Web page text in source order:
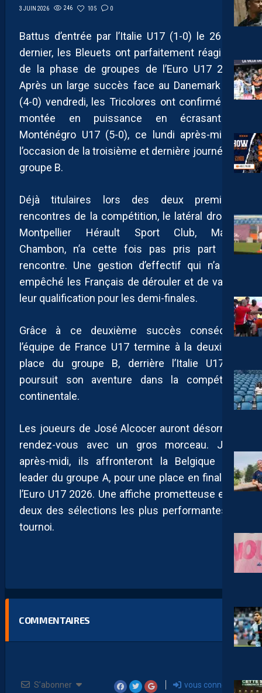
3 JUIN 2026 246 105 0
Battus d’entrée par l’Italie U17 (1-0) le 26 mai
dernier, les Bleuets ont parfaitement réagi lors
de la phase de groupes de l’Euro U17 2026.
Après un large succès face au Danemark U17
(4-0) vendredi, les Tricolores ont confirmé leur
montée en puissance en écrasant le
Monténégro U17 (5-0), ce lundi après-midi, à
l’occasion de la troisième et dernière journée du
groupe B.
Déjà titulaires lors des deux premières
rencontres de la compétition, le latéral droit du
Montpellier Hérault Sport Club, Mathis
Chambon, n’a cette fois pas pris part à la
rencontre. Une gestion d’effectif qui n’a pas
empêché les Français de dérouler et de valider
leur qualification pour les demi-finales.
Grâce à ce deuxième succès consécutif,
l’équipe de France U17 termine à la deuxième
place du groupe B, derrière l’Italie U17, et
poursuit son aventure dans la compétition
continentale.
Les joueurs de José Alcocer auront désormais
rendez-vous avec un gros morceau. Jeudi
après-midi, ils affronteront la Belgique U17,
leader du groupe A, pour une place en finale de
l’Euro U17 2026. Une affiche prometteuse entre
deux des sélections les plus performantes du
tournoi.
COMMENTAIRES
S’abonner vous connecter